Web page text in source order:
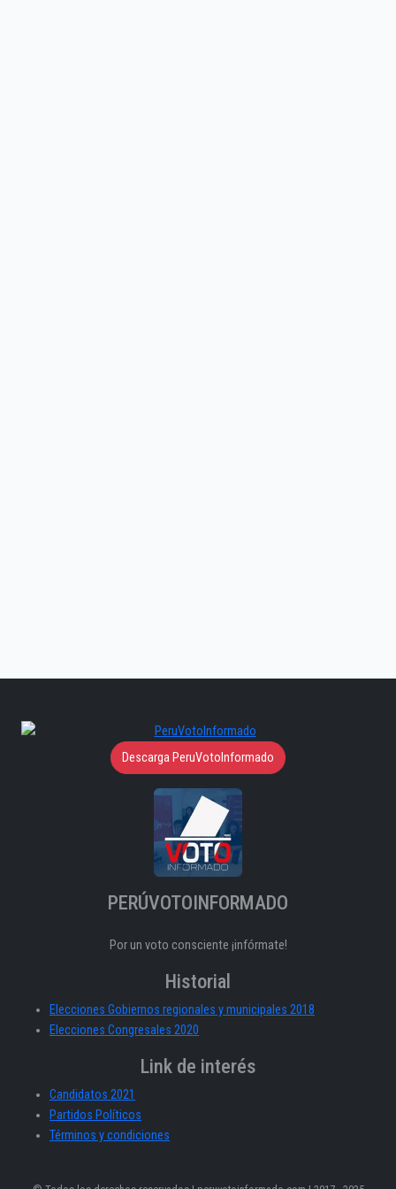
Descarga PeruVotoInformado
PERÚVOTOINFORMADO
Por un voto consciente ¡infórmate!
Historial
Elecciones Gobiernos regionales y municipales 2018
Elecciones Congresales 2020
Link de interés
Candidatos 2021
Partidos Políticos
Términos y condiciones